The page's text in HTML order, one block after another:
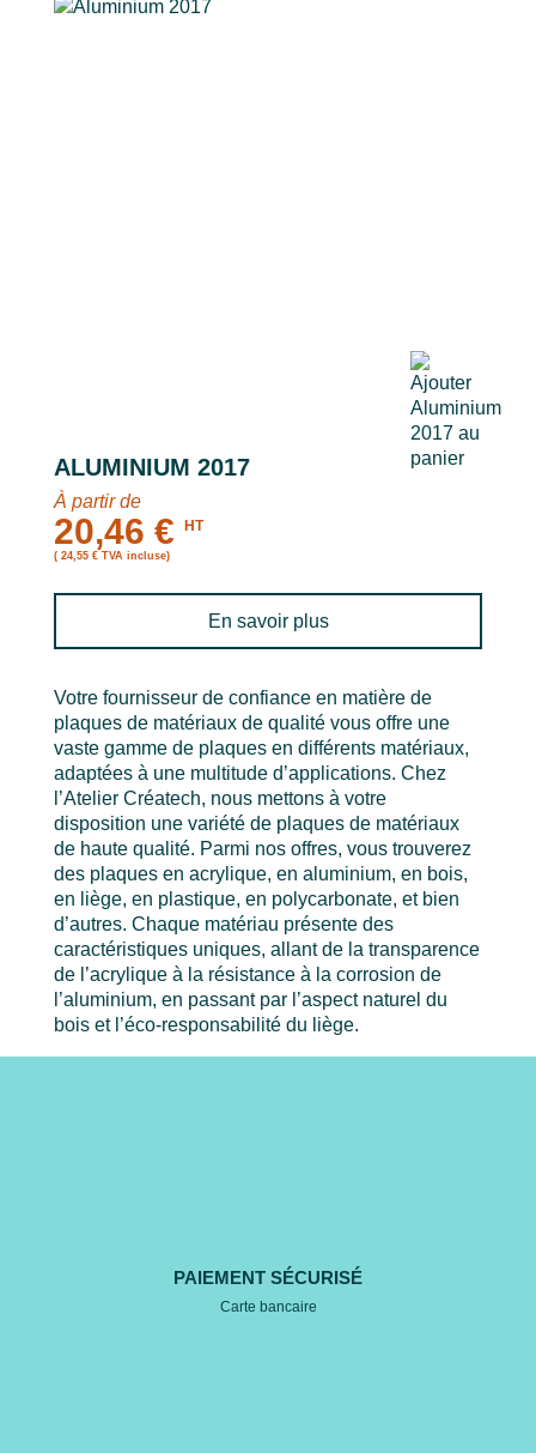
ALUMINIUM 2017
À partir de
20,46 € HT
( 24,55 € TVA incluse)
En savoir plus
Votre fournisseur de confiance en matière de
plaques de matériaux de qualité vous offre une
vaste gamme de plaques en différents matériaux,
adaptées à une multitude d’applications. Chez
l’Atelier Créatech, nous mettons à votre
disposition une variété de plaques de matériaux
de haute qualité. Parmi nos offres, vous trouverez
des plaques en acrylique, en aluminium, en bois,
en liège, en plastique, en polycarbonate, et bien
d’autres. Chaque matériau présente des
caractéristiques uniques, allant de la transparence
de l’acrylique à la résistance à la corrosion de
l’aluminium, en passant par l’aspect naturel du
bois et l’éco-responsabilité du liège.
PAIEMENT SÉCURISÉ
Carte bancaire